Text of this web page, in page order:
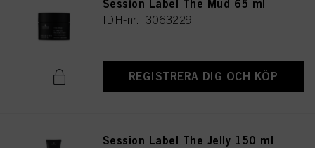
Session Label The Mud 65 ml
IDH-nr. 3063229
REGISTRERA DIG OCH KÖP
Session Label The Jelly 150 ml